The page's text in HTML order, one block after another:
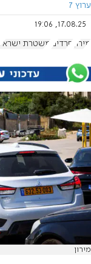
ערוץ 7
17.08.25, 19:06
מירון חרדים משטרת ישראל
מירון